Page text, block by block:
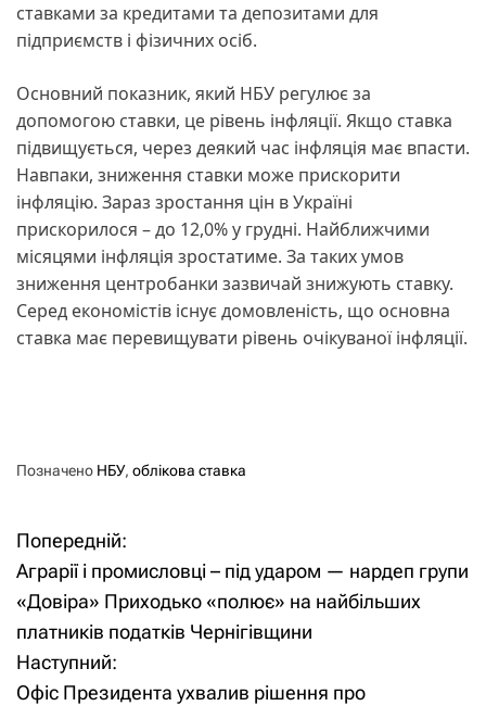
ставками за кредитами та депозитами для
підприємств і фізичних осіб.
Основний показник, який НБУ регулює за
допомогою ставки, це рівень інфляції. Якщо ставка
підвищується, через деякий час інфляція має впасти.
Навпаки, зниження ставки може прискорити
інфляцію. Зараз зростання цін в Україні
прискорилося – до 12,0% у грудні. Найближчими
місяцями інфляція зростатиме. За таких умов
зниження центробанки зазвичай знижують ставку.
Серед економістів існує домовленість, що основна
ставка має перевищувати рівень очікуваної інфляції.
Позначено НБУ, облікова ставка
Н
а
в
і
Попередній:
Аграрії і промисловці – під ударом — нардеп групи
«Довіра» Приходько «полює» на найбільших
платників податків Чернігівщини
Наступний:
Офіс Президента ухвалив рішення про